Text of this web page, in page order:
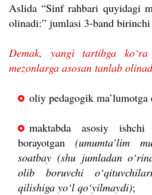
Aslida “Sinf rahbari quyidagi
olinadi:” jumlasi 3-band
Demak, yangi tartibga
mezonlarga asosan tanlab
oliy pedagogik ma’lumotga
maktabda asosiy
borayotgan (umumta’lim
soatbay (shu jumladan
olib boruvchi
qilishiga yo‘l qo‘yilmaydi);